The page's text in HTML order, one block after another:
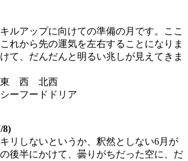
ルアップに向けての準備の月です。ここ
れから先の運気を左右することになりま
て、だんだんと明るい兆しが見えてきま
東 西 北西
フードドリア
8)
リしないというか、釈然としない6月が
後半にかけて、曇りがちだった空に、だ